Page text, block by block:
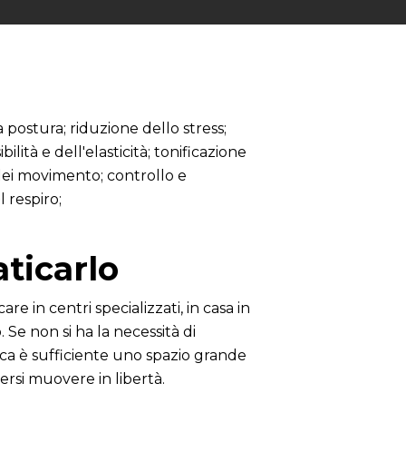
riduzione dello stress;
e dell'elasticità; tonificazione
movimento; controllo e
respiro;
in centri specializzati, in casa in
non si ha la necessità di
è sufficiente uno spazio grande
muovere in libertà.